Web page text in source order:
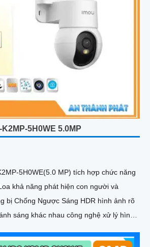
5H0WE 5.0MP
5H0WE(5.0 MP) tích hợp chức năng
khả năng phát hiện con người và
bị Chống Ngược Sáng HDR hình ảnh rõ
sáng khác nhau công nghệ xử lý hình